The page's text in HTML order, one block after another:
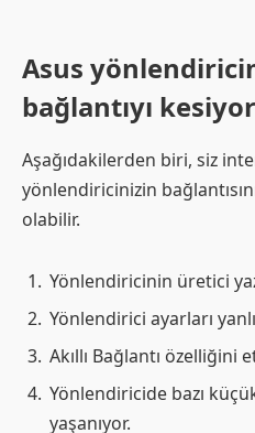
Asus
bağlantıyı
Aşağıdakilerden biri, siz
yönlendiricinizin
olabilir.
Yönlendiricinin üretici
Yönlendirici ayarları
Akıllı Bağlantı özelliğini
Yönlendiricide bazı
yaşanıyor.